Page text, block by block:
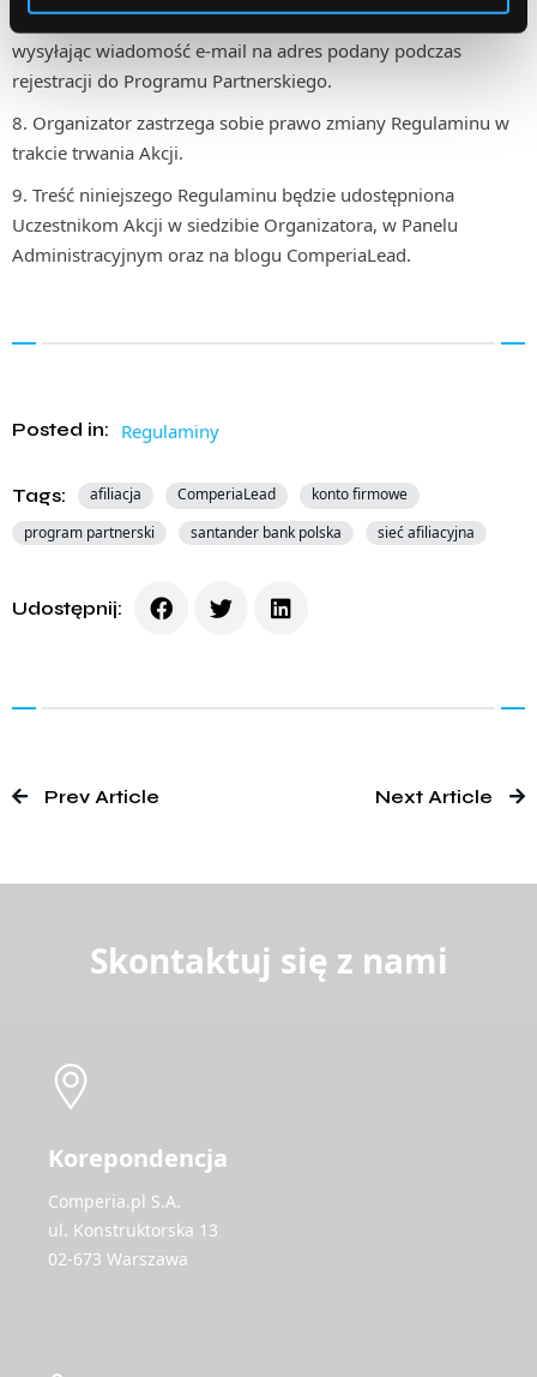
w Panelu Administracyjnym, na blogu ComperiaLead oraz
wysyłając wiadomość e-mail na adres podany podczas
rejestracji do Programu Partnerskiego.
Organizator zastrzega sobie prawo zmiany Regulaminu w
trakcie trwania Akcji.
Treść niniejszego Regulaminu będzie udostępniona
Uczestnikom Akcji w siedzibie Organizatora, w Panelu
Administracyjnym oraz na blogu ComperiaLead.
Posted in: Regulaminy
Tags: afiliacja ComperiaLead
konto firmowe
program partnerski
santander bank polska sieć afiliacyjna
Udostępnij:
Prev Article Next Article
Skontaktuj się z nami
Korepondencja
Comperia.pl S.A.
ul. Konstruktorska 13
02-673 Warszawa